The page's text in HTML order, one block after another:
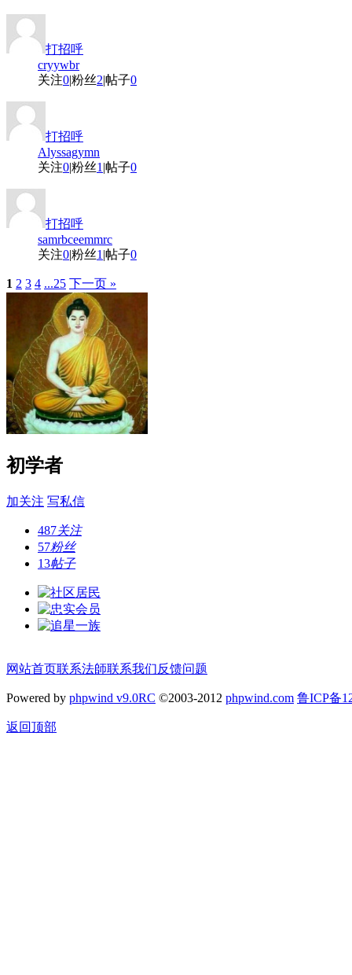
打招呼
cryywbr
关注0|粉丝2|帖子0
打招呼
Alyssagymn
关注0|粉丝1 |帖子0
打招呼
samrbceemmrc
关注0|粉丝1 |帖子0
1 2 3 4 ...25 下一页 »
初学者
加关注 写私信
487关注
57粉丝
13帖子
网站首页联系法師联系我们反馈问题
Powered by phpwind v9.0RC ©2003-2012 phpwind.com 鲁ICP备
返回顶部